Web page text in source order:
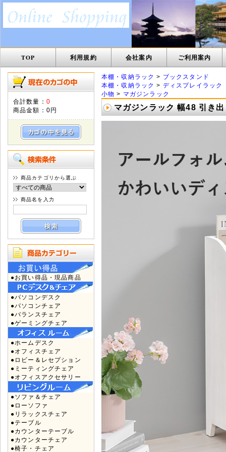
TOP 利用規約 会社案内 ご利用案内
合計数量： 0
商品金額： 0円
商品カテゴリから選ぶ
商品名を入力
●お買い得品・現品商品
●パソコンデスク
●パソコンチェア
●バランスチェア
●ゲーミングチェア
●ホームデスク
●オフィスチェア
●ロビー＆レセプション
●ミーティングチェア
●オフィスアクセサリー
●ソファ＆チェア
●ローソファ
●リラックスチェア
●テーブル
●カウンターテーブル
●カウンターチェア
●椅子・チェア
本棚・収納ラック > ブックスタンド
本棚・収納ラック > ディスプレイラック
小物 > マガジンラック
マガジンラック 幅48 引き